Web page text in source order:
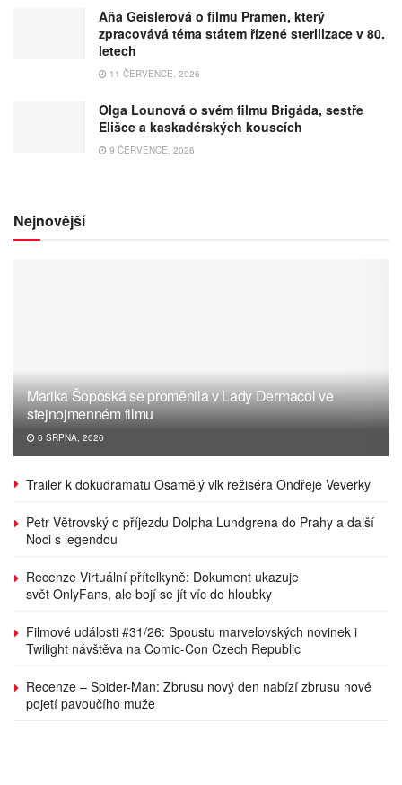
Aňa Geislerová o filmu Pramen, který
zpracovává téma státem řízené sterilizace v 80.
letech
11 ČERVENCE, 2026
Olga Lounová o svém filmu Brigáda, sestře
Elišce a kaskadérských kouscích
9 ČERVENCE, 2026
Nejnovější
Marika Šoposká se proměnila v Lady Dermacol ve
stejnojmenném filmu
6 SRPNA, 2026
Trailer k dokudramatu Osamělý vlk režiséra Ondřeje Veverky
Petr Větrovský o příjezdu Dolpha Lundgrena do Prahy a další
Noci s legendou
Recenze Virtuální přítelkyně: Dokument ukazuje
svět OnlyFans, ale bojí se jít víc do hloubky
Filmové události #31/26: Spoustu marvelovských novinek i
Twilight návštěva na Comic-Con Czech Republic
Recenze – Spider-Man: Zbrusu nový den nabízí zbrusu nové
pojetí pavoučího muže